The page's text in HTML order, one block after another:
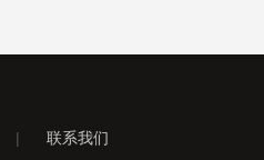
| 联系我们